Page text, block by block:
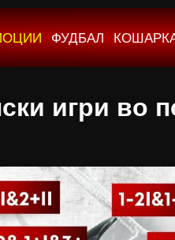
ФУДБАЛ
игри во